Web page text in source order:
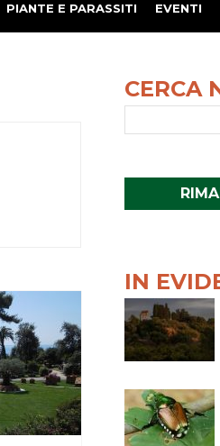
PIANTE E PARASSITI EVENTI
CERCA
IN